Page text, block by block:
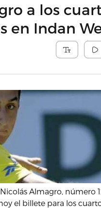
a los
en Indan
Almagro, número
el billete para los